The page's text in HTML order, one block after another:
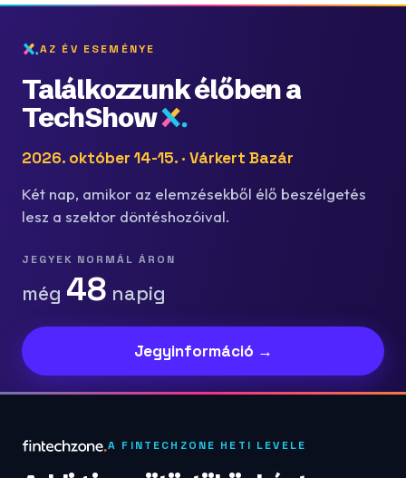
AZ ÉV ESEMÉNYE
Találkozzunk élőben a
TechShow
2026. október 14-15. · Várkert Bazár
Két nap, amikor az elemzésekből élő beszélgetés
lesz a szektor döntéshozóival.
JEGYEK NORMÁL ÁRON
még 48 napig
Jegyinformáció →
A FINTECHZONE HETI LEVELE